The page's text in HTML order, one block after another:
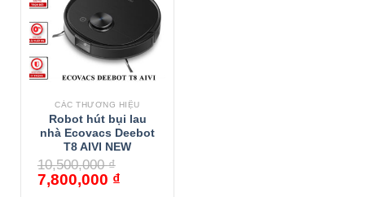
CÁC THƯƠNG HIỆU
Robot hút bụi lau
nhà Ecovacs Deebot
T8 AIVI NEW
10,500,000₫
7,800,000 ₫